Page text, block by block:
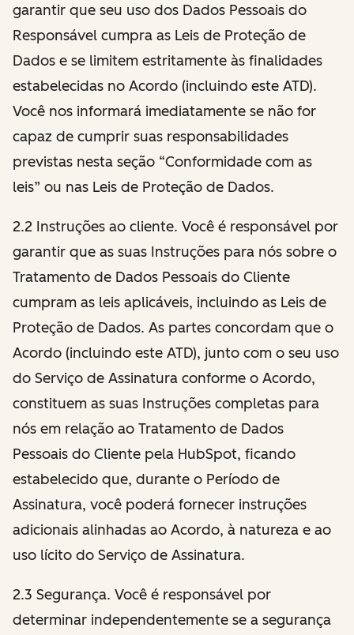
garantir que seu uso dos Dados Pessoais do
Responsável cumpra as Leis de Proteção de
Dados e se limitem estritamente às finalidades
estabelecidas no Acordo (incluindo este ATD).
Você nos informará imediatamente se não for
capaz de cumprir suas responsabilidades
previstas nesta seção “Conformidade com as
leis” ou nas Leis de Proteção de Dados.
2.2 Instruções ao cliente. Você é responsável por
garantir que as suas Instruções para nós sobre o
Tratamento de Dados Pessoais do Cliente
cumpram as leis aplicáveis, incluindo as Leis de
Proteção de Dados. As partes concordam que o
Acordo (incluindo este ATD), junto com o seu uso
do Serviço de Assinatura conforme o Acordo,
constituem as suas Instruções completas para
nós em relação ao Tratamento de Dados
Pessoais do Cliente pela HubSpot, ficando
estabelecido que, durante o Período de
Assinatura, você poderá fornecer instruções
adicionais alinhadas ao Acordo, à natureza e ao
uso lícito do Serviço de Assinatura.
2.3 Segurança. Você é responsável por
determinar independentemente se a segurança